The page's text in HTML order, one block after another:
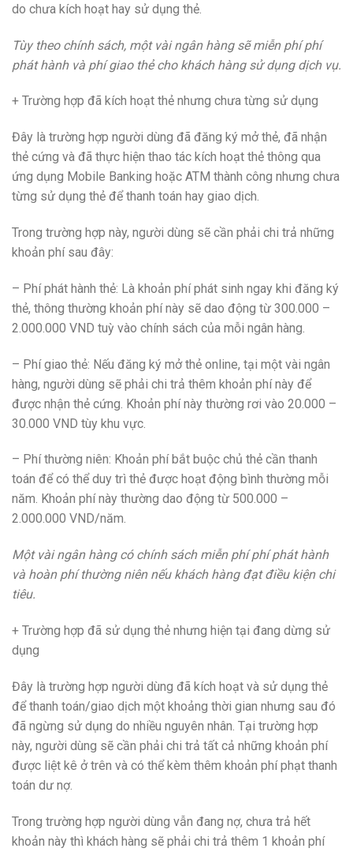
do chưa kích hoạt hay sử dụng thẻ.
Tùy theo chính sách, một vài ngân hàng sẽ miễn phí phí
phát hành và phí giao thẻ cho khách hàng sử dụng dịch vụ.
+ Trường hợp đã kích hoạt thẻ nhưng chưa từng sử dụng
Đây là trường hợp người dùng đã đăng ký mở thẻ, đã nhận
thẻ cứng và đã thực hiện thao tác kích hoạt thẻ thông qua
ứng dụng Mobile Banking hoặc ATM thành công nhưng chưa
từng sử dụng thẻ để thanh toán hay giao dịch.
Trong trường hợp này, người dùng sẽ cần phải chi trả những
khoản phí sau đây:
– Phí phát hành thẻ: Là khoản phí phát sinh ngay khi đăng ký
thẻ, thông thường khoản phí này sẽ dao động từ 300.000 –
2.000.000 VND tuỳ vào chính sách của mỗi ngân hàng.
– Phí giao thẻ: Nếu đăng ký mở thẻ online, tại một vài ngân
hàng, người dùng sẽ phải chi trả thêm khoản phí này để
được nhận thẻ cứng. Khoản phí này thường rơi vào 20.000 –
30.000 VND tùy khu vực.
– Phí thường niên: Khoản phí bắt buộc chủ thẻ cần thanh
toán để có thể duy trì thẻ được hoạt động bình thường mỗi
năm. Khoản phí này thường dao động từ 500.000 –
2.000.000 VND/năm.
Một vài ngân hàng có chính sách miễn phí phí phát hành
và hoàn phí thường niên nếu khách hàng đạt điều kiện chi
tiêu.
+ Trường hợp đã sử dụng thẻ nhưng hiện tại đang dừng sử
dụng
Đây là trường hợp người dùng đã kích hoạt và sử dụng thẻ
để thanh toán/giao dịch một khoảng thời gian nhưng sau đó
đã ngừng sử dụng do nhiều nguyên nhân. Tại trường hợp
này, người dùng sẽ cần phải chi trả tất cả những khoản phí
được liệt kê ở trên và có thể kèm thêm khoản phí phạt thanh
toán dư nợ.
Trong trường hợp người dùng vẫn đang nợ, chưa trả hết
khoản này thì khách hàng sẽ phải chi trả thêm 1 khoản phí